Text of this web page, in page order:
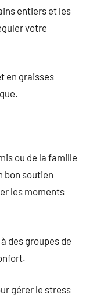
entiers et les
votre
en graisses
ou de la famille
bon soutien
les moments
des groupes de
gérer le stress